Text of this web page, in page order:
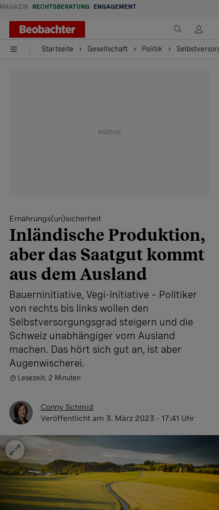
MAGAZIN RECHTSBERATUNG ENGAGEMENT
Startseite Gesellschaft Politik
Ernährungs(un)sicherheit
Inländische Produktion,
aber das Saatgut kommt
aus dem Ausland
Bauerninitiative, Vegi-Initiative – Politiker
von rechts bis links wollen den
Selbstversorgungsgrad steigern und die
Schweiz unabhängiger vom Ausland
machen. Das hört sich gut an, ist aber
Augenwischerei.
Lesezeit: 2 Minuten
Conny Schmid
Veröffentlicht am 3. März 2023 - 17:41 Uhr